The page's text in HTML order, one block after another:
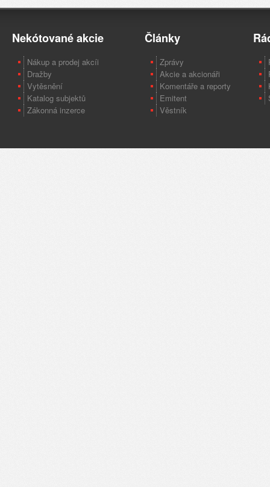
Nekótované akcie
Nákup a prodej akcíi
Dražby
Vytěsnění
Katalog subjektů
Zákonná inzerce
Články
Zprávy
Akcie a akcionáři
Komentáře a reporty
Emitent
Věstník